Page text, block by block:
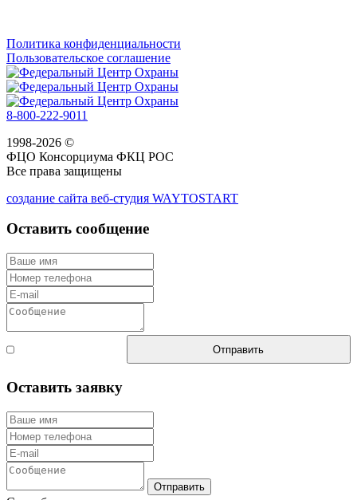
Политика конфиденциальности
Пользовательское соглашение
8-800-222-9011
1998-2026 ©
ФЦО Консорциума ФКЦ РОС
Все права защищены
создание сайта веб-студия WAYTOSTART
Оставить сообщение
Отправить
Оставить заявку
Отправить